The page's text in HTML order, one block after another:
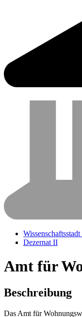
Dezernat II
Amt für
Beschreibung
Das Amt für